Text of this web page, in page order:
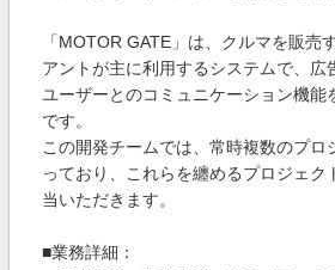
「MOTOR GATE」は、クルマを販売
アントが主に利用するシステムで、広
ユーザーとのコミュニケーション機能
です。
この開発チームでは、常時複数のプロ
っており、これらを纏めるプロジェク
当いただきます。
■業務詳細：